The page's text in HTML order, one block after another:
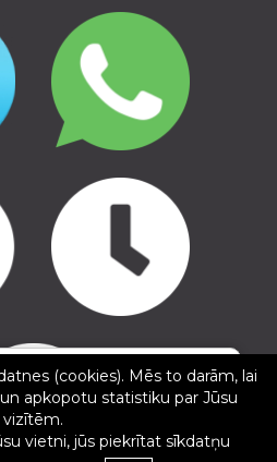
2026, SIA Corelem Group
izstrāde WEBstyle.lv
5/5
✕
(cookies). Mēs to darām, lai
apkopotu statistiku par Jūsu
vizītēm.
vietni, jūs piekrītat sīkdatņu